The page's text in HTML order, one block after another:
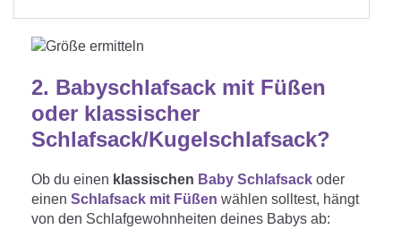
Der Träumeland Strampelsack ist in einer
ab der Geburt)
2. Babyschlafsack mit Füßen
oder klassischer
Schlafsack/Kugelschlafsack?
Ob du einen klassischen Baby Schlafsack oder
einen Schlafsack mit Füßen wählen solltest, hängt
von den Schlafgewohnheiten deines Babys ab: